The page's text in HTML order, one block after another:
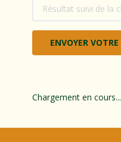
Chargement en cours...